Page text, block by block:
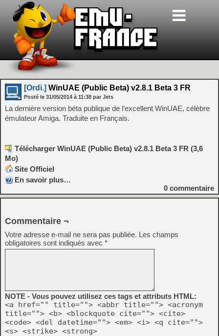
[Ordi.] WinUAE (Public Beta) v2.8.1 Beta 3 FR
Posté le 31/05/2014 à 11:38 par Jets
La dernière version béta publique de l’excellent WinUAE, célèbre
émulateur Amiga. Traduite en Français.
Télécharger WinUAE (Public Beta) v2.8.1 Beta 3 FR (3,6
Mo)
Site Officiel
En savoir plus…
0 commentaire
Commentaire ¬
Votre adresse e-mail ne sera pas publiée. Les champs
obligatoires sont indiqués avec *
NOTE - Vous pouvez utilisez ces tags et attributs HTML:
<a href="" title=""> <abbr title=""> <acronym
title=""> <b> <blockquote cite=""> <cite>
<code> <del datetime=""> <em> <i> <q cite="">
<s> <strike> <strong>